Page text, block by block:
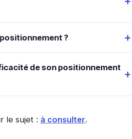
?
de son positionnement
le sujet : à consulter.